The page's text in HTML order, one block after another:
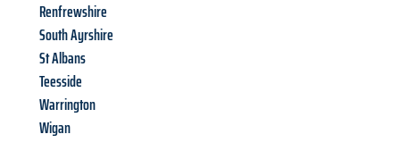
Renfrewshire
South Ayrshire
St Albans
Teesside
Warrington
Wigan